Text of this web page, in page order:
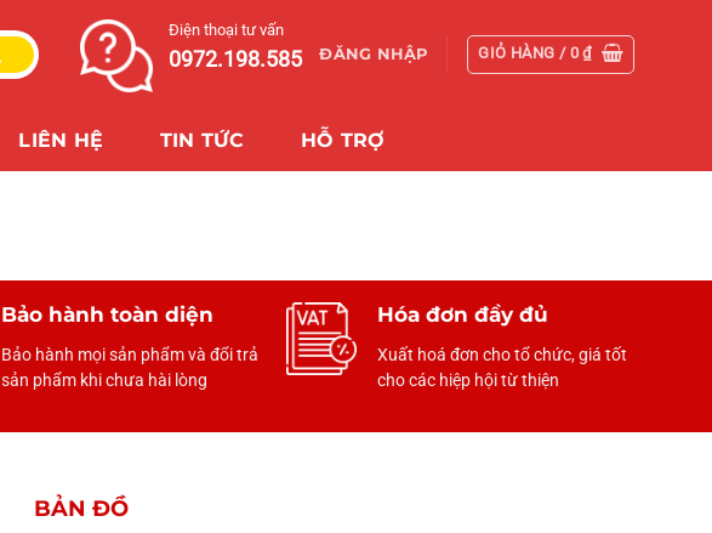
Điện thoại tư vấn
0972.198.585 ĐĂNG NHẬP GIỎ HÀNG / 0₫
LIÊN HỆ TIN TỨC HỖ TRỢ
Bảo hành toàn diện
Bảo hành mọi sản phẩm và đổi trả
sản phẩm khi chưa hài lòng
Hóa đơn đầy đủ
Xuất hoá đơn cho tổ chức, giá tốt
cho các hiệp hội từ thiện
BẢN ĐỒ